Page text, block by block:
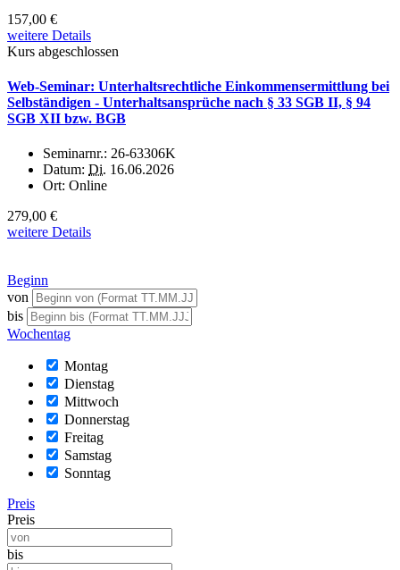
157,00 €
weitere Details
Kurs abgeschlossen
Web-Seminar: Unterhaltsrechtliche Einkommensermittlung bei
Selbständigen - Unterhaltsansprüche nach § 33 SGB II, § 94
SGB XII bzw. BGB
Seminarnr.: 26-63306K
Datum: Di. 16.06.2026
Ort: Online
279,00 €
weitere Details
Beginn
von
bis
Wochentag
Montag
Dienstag
Mittwoch
Donnerstag
Freitag
Samstag
Sonntag
Preis
Preis
bis